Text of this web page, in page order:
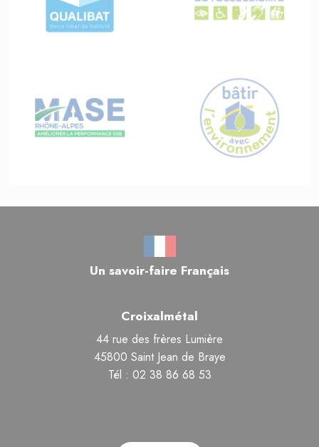
Un savoir-faire Français
Croixalmétal
44 rue des frères Lumière
45800 Saint Jean de Braye
Tél : 02 38 86 68 53